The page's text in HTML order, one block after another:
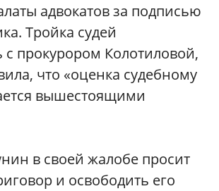
адвокатов за подписью
Тройка судей
с прокурором Колотиловой,
что «оценка судебному
вышестоящими
в своей жалобе просит
и освободить его